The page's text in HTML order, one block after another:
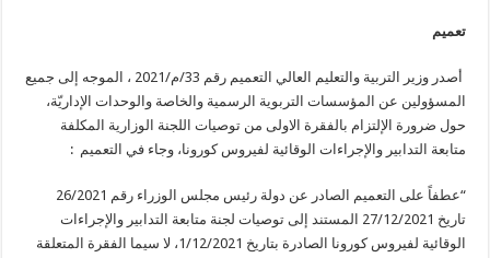
تعميم
أصدر وزير التربية والتعليم العالي التعمیم رقم 33/م/2021 ، الموجه إلى جمیع
المسؤولین عن المؤسسات التربویة الرسمية والخاصة والوحدات الإداريّة،
حول ضرورة الإلتزام بالفقرة الاولى من توصيات اللجنة الوزارية المكلفة
متابعة التدابير والإجراءات الوقائية لفيروس كورونا، وجاء في التعميم :
“عطفاً على التعميم الصادر عن دولة رئيس مجلس الوزراء رقم 26/2021
تاريخ 27/12/2021 المستند إلى توصيات لجنة متابعة التدابير والإجراءات
الوقائية لفيروس كورونا الصادرة بتاريخ 1/12/2021، لا سيما الفقرة المتعلقة